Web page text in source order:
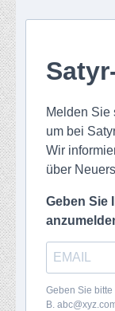
Melden Sie
um bei
Wir
über
Geben Sie
Geben Sie bitte
B.